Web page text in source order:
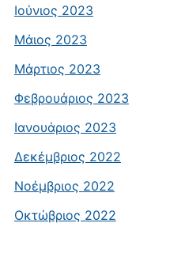
Ιούνιος 2023
Μάιος 2023
Μάρτιος 2023
Φεβρουάριος 2023
Ιανουάριος 2023
Δεκέμβριος 2022
Νοέμβριος 2022
Οκτώβριος 2022